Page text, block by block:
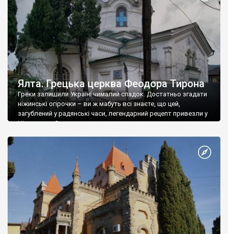
Ялта. Грецька церква Феодора Тирона
Греки залишили Україні чималий спадок. Достатньо згадати
ніжинські огірочки – ви ж мабуть всі знаєте, що цей,
загублений у радянські часи, легендарний рецепт привезли у
Ніжин греки?